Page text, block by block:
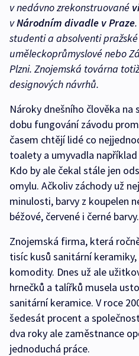
v nedávno zrekonstruované
vNárodním divadle v Praze
studenti a absolventi pražské
uměleckoprůmyslové nebo
Plzni. Znojemská továrna
designových návrhů.
Nároky dnešního člověka na
dobu fungování závodu
časem chtějí lidé co
toalety a umyvadla
Kdo by ale čekal stále jen
omylu. Ačkoliv záchody už
minulosti, barvy z koupelen
béžové, červené i černé barvy.
Znojemská firma, která
tisíc kusů sanitární
komodity. Dnes už ale
hrnečků a talířků musela
sanitární keramice. V roce
šedesát procent a
dva roky ale zaměstnance
jednoduchá práce.